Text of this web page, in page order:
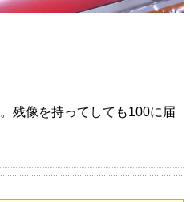
残像を持ってしても100に届